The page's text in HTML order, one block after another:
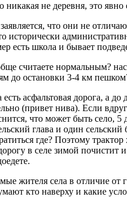
никакая не деревня, это явно
что они не
исторически
есть школа и бывает
считаете нормальным?
до остановки 3-4 км
есть асфальтовая дорога, а до
(привет нива). Если
что может быть село, 5
глава и один
где? Поэтому
в селе зимой почистит
жителя села в отличие от
кто наверху и какие